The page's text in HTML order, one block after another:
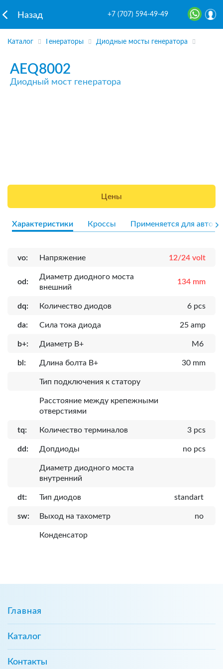
Назад +7 (707) 594-49-49
Каталог Генераторы Диодные мосты генератора
AEQ8002
Диодный мост генератора
Цены
Характеристики Кроссы Применяется для авто
vo: Напряжение 12/24 volt
od:
Диаметр диодного моста
внешний
134 mm
dq: Количество диодов 6 pcs
da: Сила тока диода 25 amp
b+: Диаметр B+ M6
bl: Длина болта B+ 30 mm
Тип подключения к статору
Расcтояние между крепежными
отверстиями
tq: Количество терминалов 3 pcs
dd: Допдиоды no pcs
Диаметр диодного моста
внутренний
dt: Тип диодов standart
sw: Выход на тахометр no
Конденсатор
Главная
Каталог
Контакты